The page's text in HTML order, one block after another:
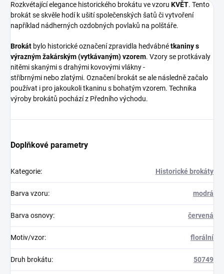
Rozkvétající elegance historického brokátu ve vzoru KVĚT. Tento
brokát se skvěle hodí k ušití společenských šatů či vytvoření
například nádherných ozdobných povlaků na polštáře.
Brokát bylo historické označení zpravidla hedvábnétkaniny s
výrazným žakárským (vytkávaným) vzorem. Vzory se protkávaly
nitěmi skanými s drahými kovovými vlákny -
stříbrnými nebo zlatými. Označení brokát se ale následně začalo
používat i pro jakoukoli tkaninu s bohatým vzorem. Technika
výroby brokátů pochází z Předního východu.
Doplňkové parametry
Kategorie: Historické brokáty
Barva vzoru: modrá
Barva osnovy: červená
Motiv/vzor: florální
Druh brokátu: 50749